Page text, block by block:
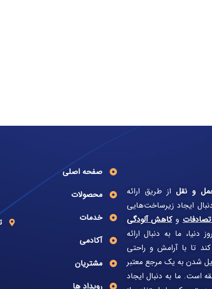
و نقلاز طریق ارائه
ایجاد زیرساخت‌هایی
وکاهش آلودگی
دنیا، ما به دنبال ارائه
تا با آرامش و راحتی
شدن به یک مرجع معتبر
است. ما به دنبال ایجاد
صفحه اصلی
محصولات
خدمات
آکادمی
مشتریان
رویداد ها